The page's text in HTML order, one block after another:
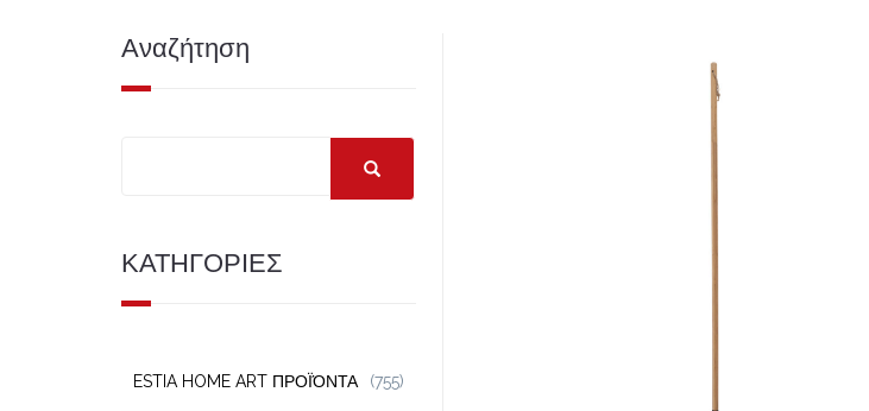
Αναζήτηση
ΚΑΤΗΓΟΡΙΕΣ
ESTIA HOME ART ΠΡΟΪΌΝΤΑ (755)